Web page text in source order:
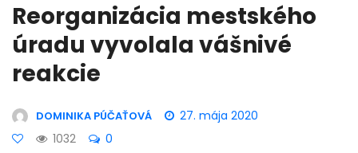
Reorganizácia mestského
úradu vyvolala vášnivé
reakcie
DOMINIKA PÚČAŤOVÁ
27. mája 2020
1032
0